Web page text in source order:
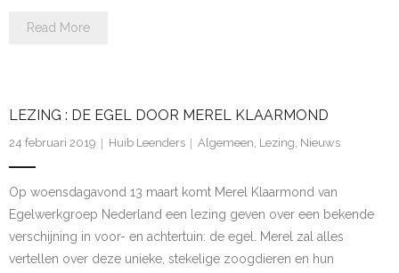
- ANBI
Werkgroepen
- Werkgroepen
Read More
LEZING : DE EGEL DOOR MEREL KLAARMOND
24 februari 2019 Huib Leenders Algemeen, Lezing, Nieuws
Op woensdagavond 13 maart komt Merel Klaarmond van
Egelwerkgroep Nederland een lezing geven over een bekende
verschijning in voor- en achtertuin: de egel. Merel zal alles
vertellen over deze unieke, stekelige zoogdieren en hun